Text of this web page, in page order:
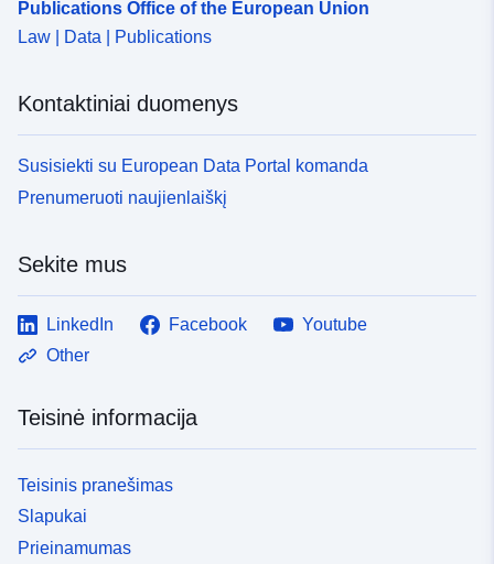
Publications Office of the European Union
Law | Data | Publications
Kontaktiniai duomenys
Susisiekti su European Data Portal komanda
Prenumeruoti naujienlaiškį
Sekite mus
LinkedIn Facebook
Youtube
Other
Teisinė informacija
Teisinis pranešimas
Slapukai
Prieinamumas